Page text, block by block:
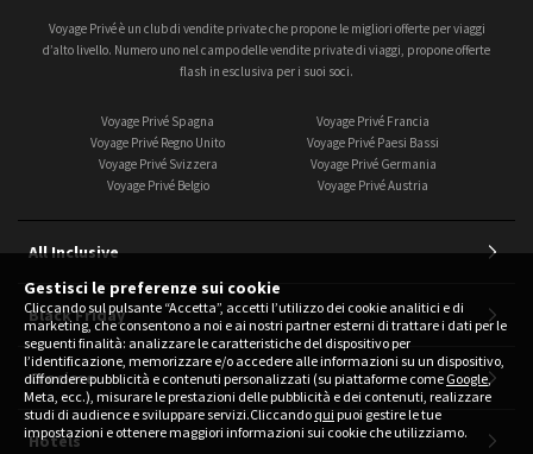
Gestisci le preferenze sui cookie
Cliccando sul pulsante “Accetta”, accetti l’utilizzo dei cookie analitici e di
marketing, che consentono a noi e ai nostri partner esterni di trattare i dati per le
seguenti finalità: analizzare le caratteristiche del dispositivo per
l’identificazione, memorizzare e/o accedere alle informazioni su un dispositivo,
diffondere pubblicità e contenuti personalizzati (su piattaforme come Google,
Meta, ecc.), misurare le prestazioni delle pubblicità e dei contenuti, realizzare
studi di audience e sviluppare servizi.Cliccando qui puoi gestire le tue
impostazioni e ottenere maggiori informazioni sui cookie che utilizziamo.
Voyage Privé è un club di vendite private che propone le migliori offerte per viaggi
d’alto livello. Numero uno nel campo delle vendite private di viaggi, propone offerte
flash in esclusiva per i suoi soci.
Voyage Privé Spagna
Voyage Privé Francia
Voyage Privé Regno Unito
Voyage Privé Paesi Bassi
Voyage Privé Svizzera
Voyage Privé Germania
Voyage Privé Belgio
Voyage Privé Austria
All Inclusive
Black Friday
Crociere
Hotels